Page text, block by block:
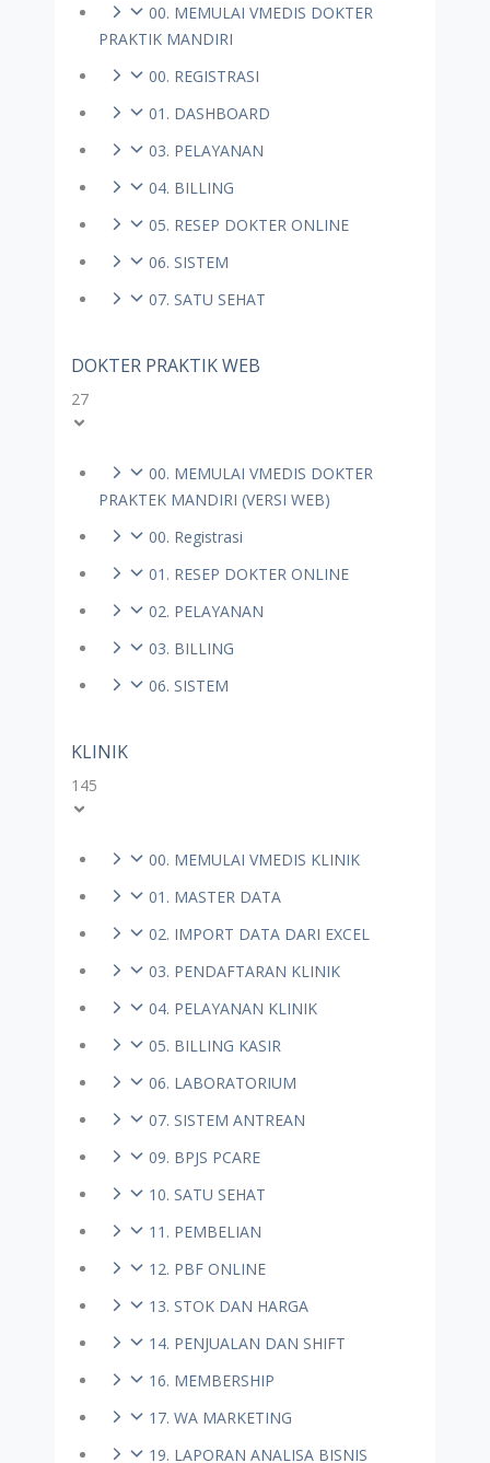
00. MEMULAI VMEDIS DOKTER
PRAKTIK MANDIRI
00. REGISTRASI
01. DASHBOARD
03. PELAYANAN
04. BILLING
05. RESEP DOKTER ONLINE
06. SISTEM
07. SATU SEHAT
DOKTER PRAKTIK WEB
27
00. MEMULAI VMEDIS DOKTER
PRAKTEK MANDIRI (VERSI WEB)
00. Registrasi
01. RESEP DOKTER ONLINE
02. PELAYANAN
03. BILLING
06. SISTEM
KLINIK
145
00. MEMULAI VMEDIS KLINIK
01. MASTER DATA
02. IMPORT DATA DARI EXCEL
03. PENDAFTARAN KLINIK
04. PELAYANAN KLINIK
05. BILLING KASIR
06. LABORATORIUM
07. SISTEM ANTREAN
09. BPJS PCARE
10. SATU SEHAT
11. PEMBELIAN
12. PBF ONLINE
13. STOK DAN HARGA
14. PENJUALAN DAN SHIFT
16. MEMBERSHIP
17. WA MARKETING
19. LAPORAN ANALISA BISNIS